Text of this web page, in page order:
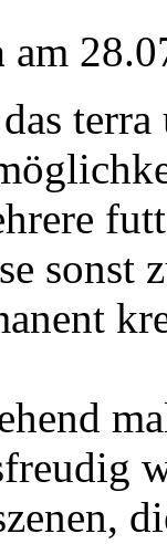
am
sonst